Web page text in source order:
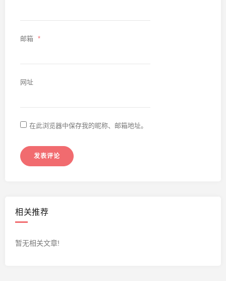
邮箱 *
网址
在此浏览器中保存我的昵称、邮箱地址。
相关推荐
暂无相关文章!